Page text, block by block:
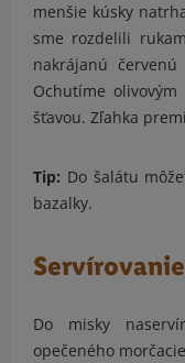
menšie kúsky
sme rozdelili
nakrájanú
Ochutíme
šťavou. Zľahka
Tip: Do šalátu
bazalky.
Servírovanie
Do misky
opečeného